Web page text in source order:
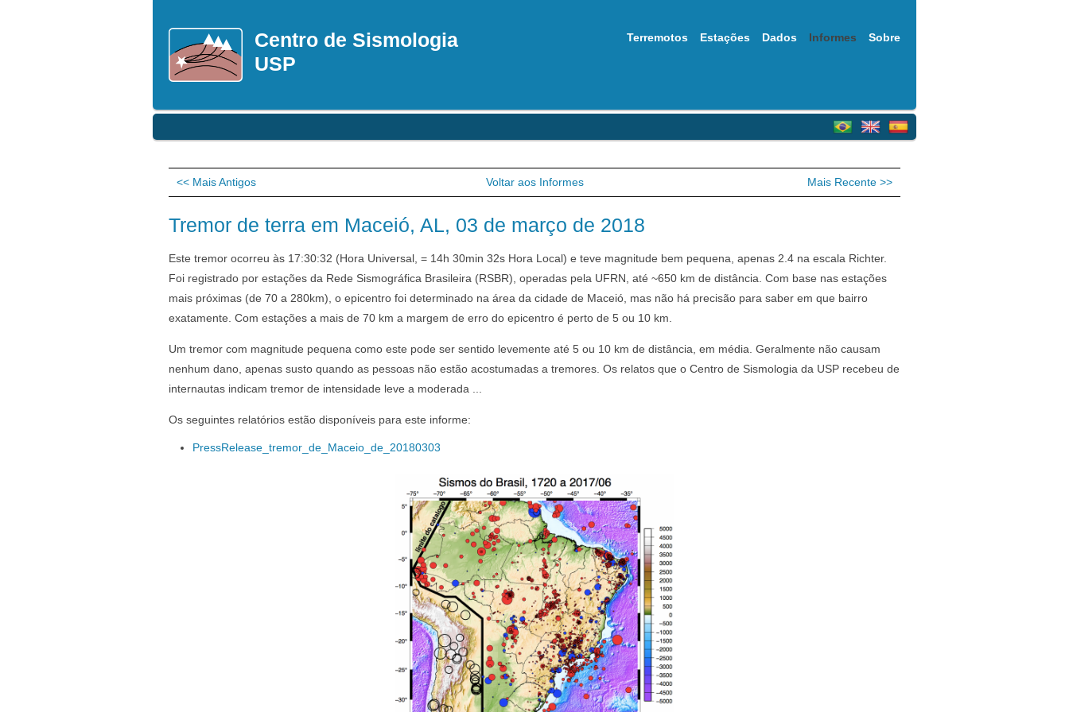
Centro de Sismologia
USP
Sobre
Informes
Dados
Estações
Terremotos
<< Mais Antigos Voltar aos Informes Mais Recente >>
Tremor de terra em Maceió, AL, 03 de março de 2018
Este tremor ocorreu às 17:30:32 (Hora Universal, = 14h 30min 32s Hora Local) e teve magnitude bem pequena, apenas 2.4 na escala Richter.
Foi registrado por estações da Rede Sismográfica Brasileira (RSBR), operadas pela UFRN, até ~650 km de distância. Com base nas estações
mais próximas (de 70 a 280km), o epicentro foi determinado na área da cidade de Maceió, mas não há precisão para saber em que bairro
exatamente. Com estações a mais de 70 km a margem de erro do epicentro é perto de 5 ou 10 km.
Um tremor com magnitude pequena como este pode ser sentido levemente até 5 ou 10 km de distância, em média. Geralmente não causam
nenhum dano, apenas susto quando as pessoas não estão acostumadas a tremores. Os relatos que o Centro de Sismologia da USP recebeu de
internautas indicam tremor de intensidade leve a moderada ...
Os seguintes relatórios estão disponíveis para este informe:
PressRelease_tremor_de_Maceio_de_20180303